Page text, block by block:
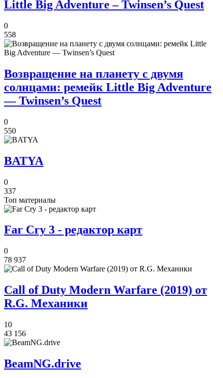
Little Big Adventure – Twinsen’s Quest
0
558
Возвращение на планету с двумя
солнцами: ремейк Little Big Adventure
— Twinsen’s Quest
0
550
BATYA
0
337
Топ материалы
Far Cry 3 - редактор карт
0
78 937
Call of Duty Modern Warfare (2019) от
R.G. Механики
10
43 156
BeamNG.drive